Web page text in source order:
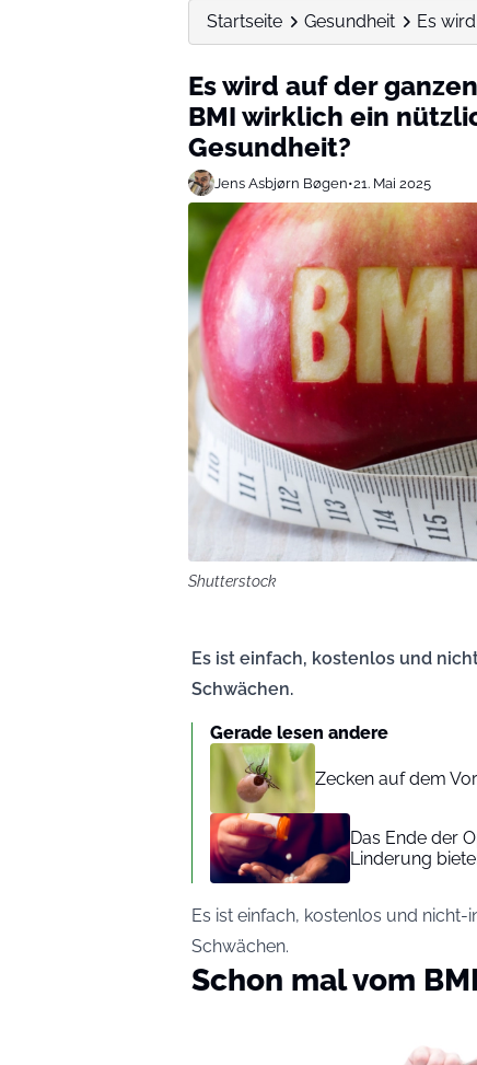
Startseite Gesundheit Es
Es wird auf der
BMI wirklich ein
Gesundheit?
Jens Asbjørn Bøgen•21. Mai 2025
Shutterstock
Es ist einfach, kostenlos und
Schwächen.
Gerade lesen andere
Zecken auf dem
Das Ende der
Linderung
Es ist einfach, kostenlos und
Schwächen.
Schon mal vom